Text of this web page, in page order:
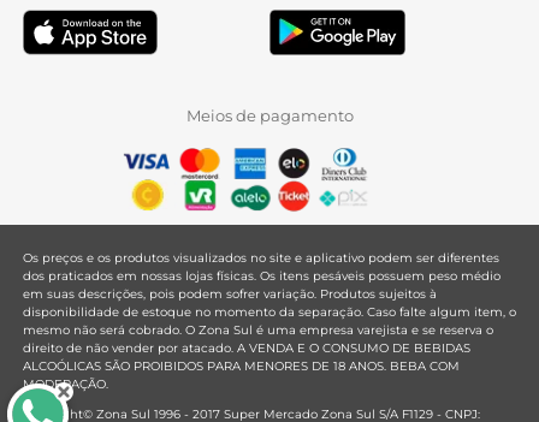
Meios de pagamento
Os preços e os produtos visualizados no site e aplicativo podem ser diferentes
dos praticados em nossas lojas físicas. Os itens pesáveis possuem peso médio
em suas descrições, pois podem sofrer variação. Produtos sujeitos à
disponibilidade de estoque no momento da separação. Caso falte algum item, o
mesmo não será cobrado. O Zona Sul é uma empresa varejista e se reserva o
direito de não vender por atacado. A VENDA E O CONSUMO DE BEBIDAS
ALCOÓLICAS SÃO PROIBIDOS PARA MENORES DE 18 ANOS. BEBA COM
MODERAÇÃO.
Copyright© Zona Sul 1996 - 2017 Super Mercado Zona Sul S/A F1129 - CNPJ: